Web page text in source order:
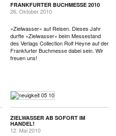
FRANKFURTER BUCHMESSE 2010
26. Oktober 2010
»Zielwasser« auf Reisen. Dieses Jahr
durfte »Zielwasser« beim Messestand
des Verlags Collection Rolf Heyne auf der
Frankfurter Buchmesse dabei sein. Wir
freuen uns!
ZIELWASSER AB SOFORT IM
HANDEL!
12. Mai 2010